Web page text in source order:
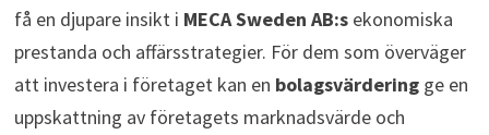
få en djupare insikt i MECA Sweden AB:sekonomiska
prestanda och affärsstrategier. För dem som överväger
att investera i företaget kan en bolagsvärderingge en
uppskattning av företagets marknadsvärde och